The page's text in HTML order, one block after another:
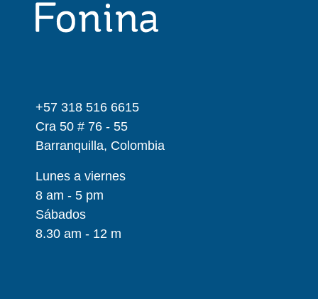
+57 318 516 6615
Cra 50 # 76 - 55
Barranquilla, Colombia
Lunes a viernes
8 am - 5 pm
Sábados
8.30 am - 12 m